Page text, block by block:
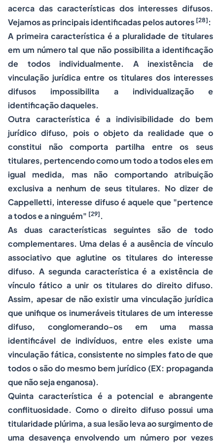
acerca das características dos interesses difusos.
Vejamos as principais identificadas pelos autores [28] :
A primeira característica é a pluralidade de titulares
em um número tal que não possibilita a identificação
de todos individualmente. A inexistência de
vinculação jurídica entre os titulares dos interesses
difusos impossibilita a individualização e
identificação daqueles.
Outra característica é a indivisibilidade do bem
jurídico difuso, pois o objeto da realidade que o
constitui não comporta partilha entre os seus
titulares, pertencendo como um todo a todos eles em
igual medida, mas não comportando atribuição
exclusiva a nenhum de seus titulares. No dizer de
Cappelletti, interesse difuso é aquele que "pertence
a todos e a ninguém" [29] .
As duas características seguintes são de todo
complementares. Uma delas é a ausência de vínculo
associativo que aglutine os titulares do interesse
difuso. A segunda característica é a existência de
vínculo fático a unir os titulares do direito difuso.
Assim, apesar de não existir uma vinculação jurídica
que unifique os inumeráveis titulares de um interesse
difuso, conglomerando-os em uma massa
identificável de indivíduos, entre eles existe uma
vinculação fática, consistente no simples fato de que
todos o são do mesmo bem jurídico (EX: propaganda
que não seja enganosa).
Quinta característica é a potencial e abrangente
conflituosidade. Como o direito difuso possui uma
titularidade plúrima, a sua lesão leva ao surgimento de
uma desavença envolvendo um número por vezes